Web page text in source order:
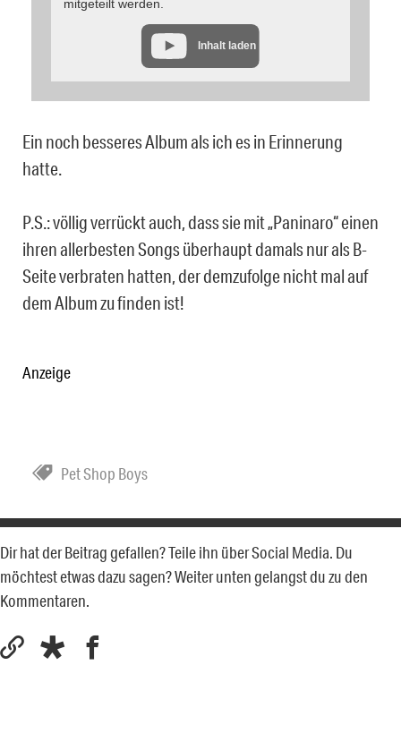
mitgeteilt werden.
Inhalt laden
Ein noch besseres Album als ich es in Erinnerung
hatte.
P.S.: völlig verrückt auch, dass sie mit „Paninaro“ einen
ihren allerbesten Songs überhaupt damals nur als B-
Seite verbraten hatten, der demzufolge nicht mal auf
dem Album zu finden ist!
Anzeige
Pet Shop Boys
Dir hat der Beitrag gefallen? Teile ihn über Social Media. Du
möchtest etwas dazu sagen? Weiter unten gelangst du zu den
Kommentaren.